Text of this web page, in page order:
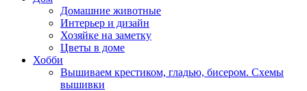
Домашние животные
Интерьер и дизайн
Хозяйке на заметку
Цветы в доме
Хобби
Вышиваем крестиком, гладью, бисером. Схемы
вышивки